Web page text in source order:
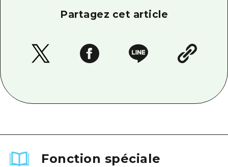
Partagez cet article
Fonction spéciale